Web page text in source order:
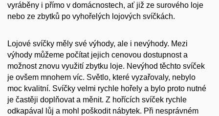
vyráběny i přímo v domácnostech, ať již ze surového loje
nebo ze zbytků po vyhořelých lojových svíčkách.
Lojové svíčky měly své výhody, ale i nevýhody. Mezi
výhody můžeme počítat jejich cenovou dostupnost a
možnost znovu využití zbytku loje. Nevýhod těchto svíček
je ovšem mnohem víc. Světlo, které vyzařovaly, nebylo
moc kvalitní. Svíčky velmi rychle hořely a bylo proto nutné
je častěji doplňovat a měnit. Z hořících svíček rychle
odkapával lůj a mohl poškodit nábytek. Při nesprávném